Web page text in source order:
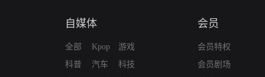
自媒体
全部
科普
Kpop
汽车
游戏
科技
会员
会员特权
会员剧场